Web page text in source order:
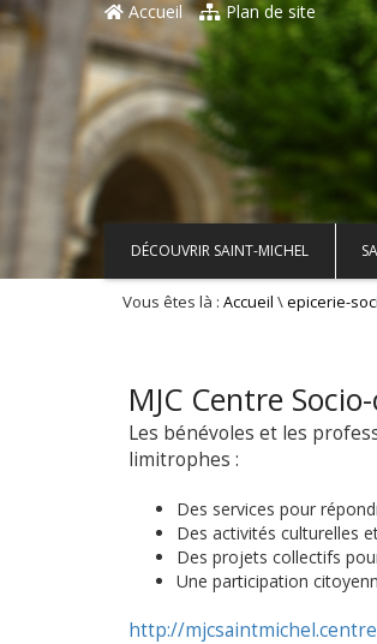
Accueil Plan de site
DÉCOUVRIR SAINT-MICHEL
Vous êtes là : Accueil \epicerie-
MJC Centre
Les bénévoles et les
limitrophes :
Des services pour
Des activités culturelles
Des projets collectifs
Une participation
http://